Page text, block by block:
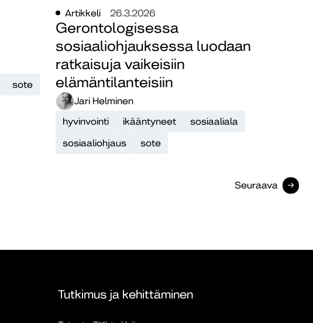
sote
Artikkeli 26.3.2026
Gerontologisessa
sosiaaliohjauksessa luodaan
ratkaisuja vaikeisiin
elämäntilanteisiin
Jari Helminen
hyvinvointi
ikääntyneet
sosiaaliala
sosiaaliohjaus
sote
Seuraava
Tutkimus ja kehittäminen